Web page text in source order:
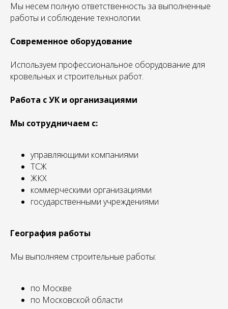
Мы несем полную ответственность за выполненные
работы и соблюдение технологии.
Современное оборудование
Используем профессиональное оборудование для
кровельных и строительных работ.
Работа с УК и организациями
Мы сотрудничаем с:
управляющими компаниями
ТСЖ
ЖКХ
коммерческими организациями
государственными учреждениями
География работы
Мы выполняем строительные работы:
по Москве
по Московской области